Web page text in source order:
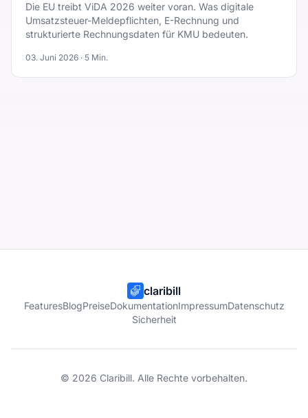
Die EU treibt ViDA 2026 weiter voran. Was digitale
Umsatzsteuer-Meldepflichten, E-Rechnung und
strukturierte Rechnungsdaten für KMU bedeuten.
03. Juni 2026 · 5 Min.
claribill
FeaturesBlogPreiseDokumentationImpressumDatenschutz
Sicherheit
© 2026 Claribill. Alle Rechte vorbehalten.